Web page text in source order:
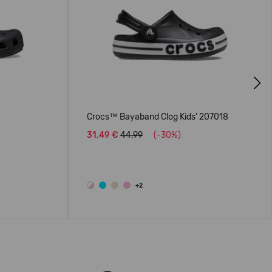
Crocs™ Bayaband Clog Kids' 207018
31,49 € 44.99 (-30%)
+2